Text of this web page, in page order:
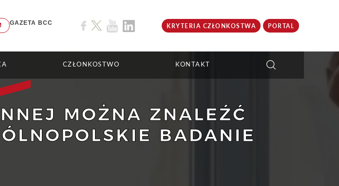
GAZETA BCC KRYTERIA CZŁONKOSTWA PORTAL
CZŁONKOSTWO KONTAKT
MOŻNA ZNALEŹĆ
BADANIE